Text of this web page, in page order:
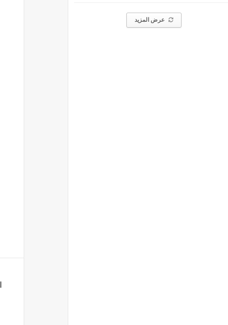
عرض المزيد